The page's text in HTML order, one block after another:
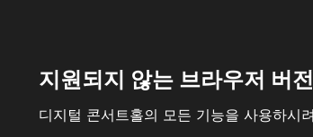
지원되지 않는 브라우저 버
디지털 콘서트홀의 모든 기능을 사용하시